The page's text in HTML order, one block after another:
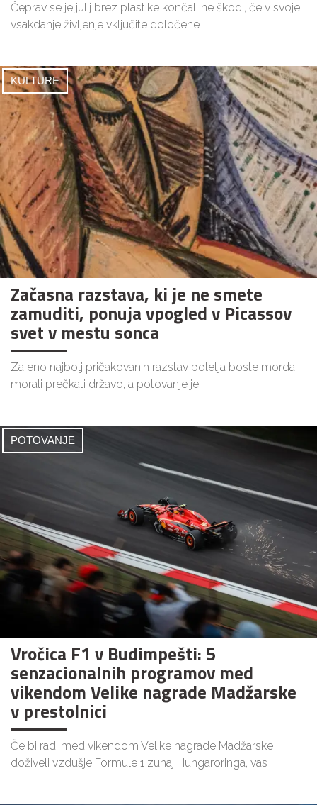
Čeprav se je julij brez plastike končal, ne škodi, če v svoje
vsakdanje življenje vključite določene
KULTURE
Začasna razstava, ki je ne smete
zamuditi, ponuja vpogled v Picassov
svet v mestu sonca
Za eno najbolj pričakovanih razstav poletja boste morda
morali prečkati državo, a potovanje je
POTOVANJE
Vročica F1 v Budimpešti: 5
senzacionalnih programov med
vikendom Velike nagrade Madžarske
v prestolnici
Če bi radi med vikendom Velike nagrade Madžarske
doživeli vzdušje Formule 1 zunaj Hungaroringa, vas